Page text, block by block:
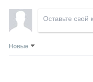
Новые